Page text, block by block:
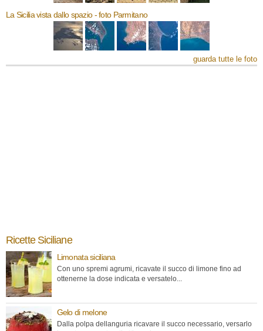
La Sicilia vista dallo spazio - foto Parmitano
guarda tutte le foto
Ricette Siciliane
Limonata siciliana
Con uno spremi agrumi, ricavate il succo di limone fino ad
ottenerne la dose indicata e versatelo...
Gelo di melone
Dalla polpa dellanguria ricavare il succo necessario, versarlo